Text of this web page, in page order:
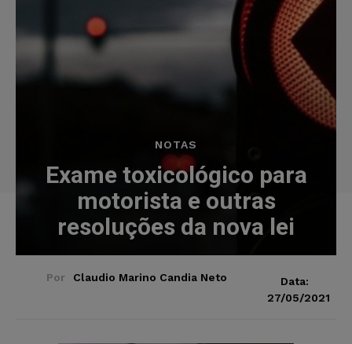
NOTAS
Exame toxicológico para
motorista e outras
resoluções da nova lei
Por Claudio Marino Candia Neto
Data:
27/05/2021